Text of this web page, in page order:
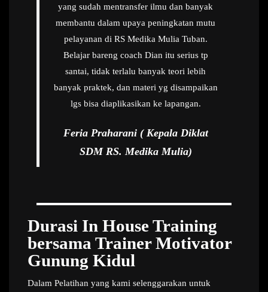
yang sudah mentransfer ilmu dan banyak
membantu dalam upaya peningkatan mutu
pelayanan di RS Medika Mulia Tuban.
Belajar bareng coach Dian itu serius tp
santai, tidak terlalu banyak teori lebih
banyak praktek, dan materi yg disampaikan
lgs bisa diaplikasikan ke lapangan.
Feria Praharani ( Kepala Diklat
SDM RS. Medika Mulia)
Durasi In House Training
bersama Trainer Motivator
Gunung Kidul
Dalam Pelatihan yang kami selenggarakan untuk